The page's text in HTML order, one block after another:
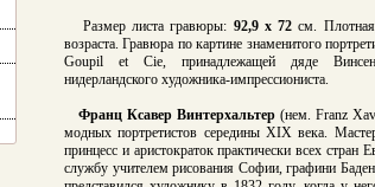
Размер листа гравюры: 92,9 x 72 см.
возраста.Гравюра по картине знаменитого
Goupil et Cie,принадлежащей дяде
нидерландского художника-импрессиониста.
Франц Ксавер Винтерхальтер (нем. Franz
модных портретистов середины XIX века.
принцесс и аристократок практически всех
службу учителем рисования Софии, графини